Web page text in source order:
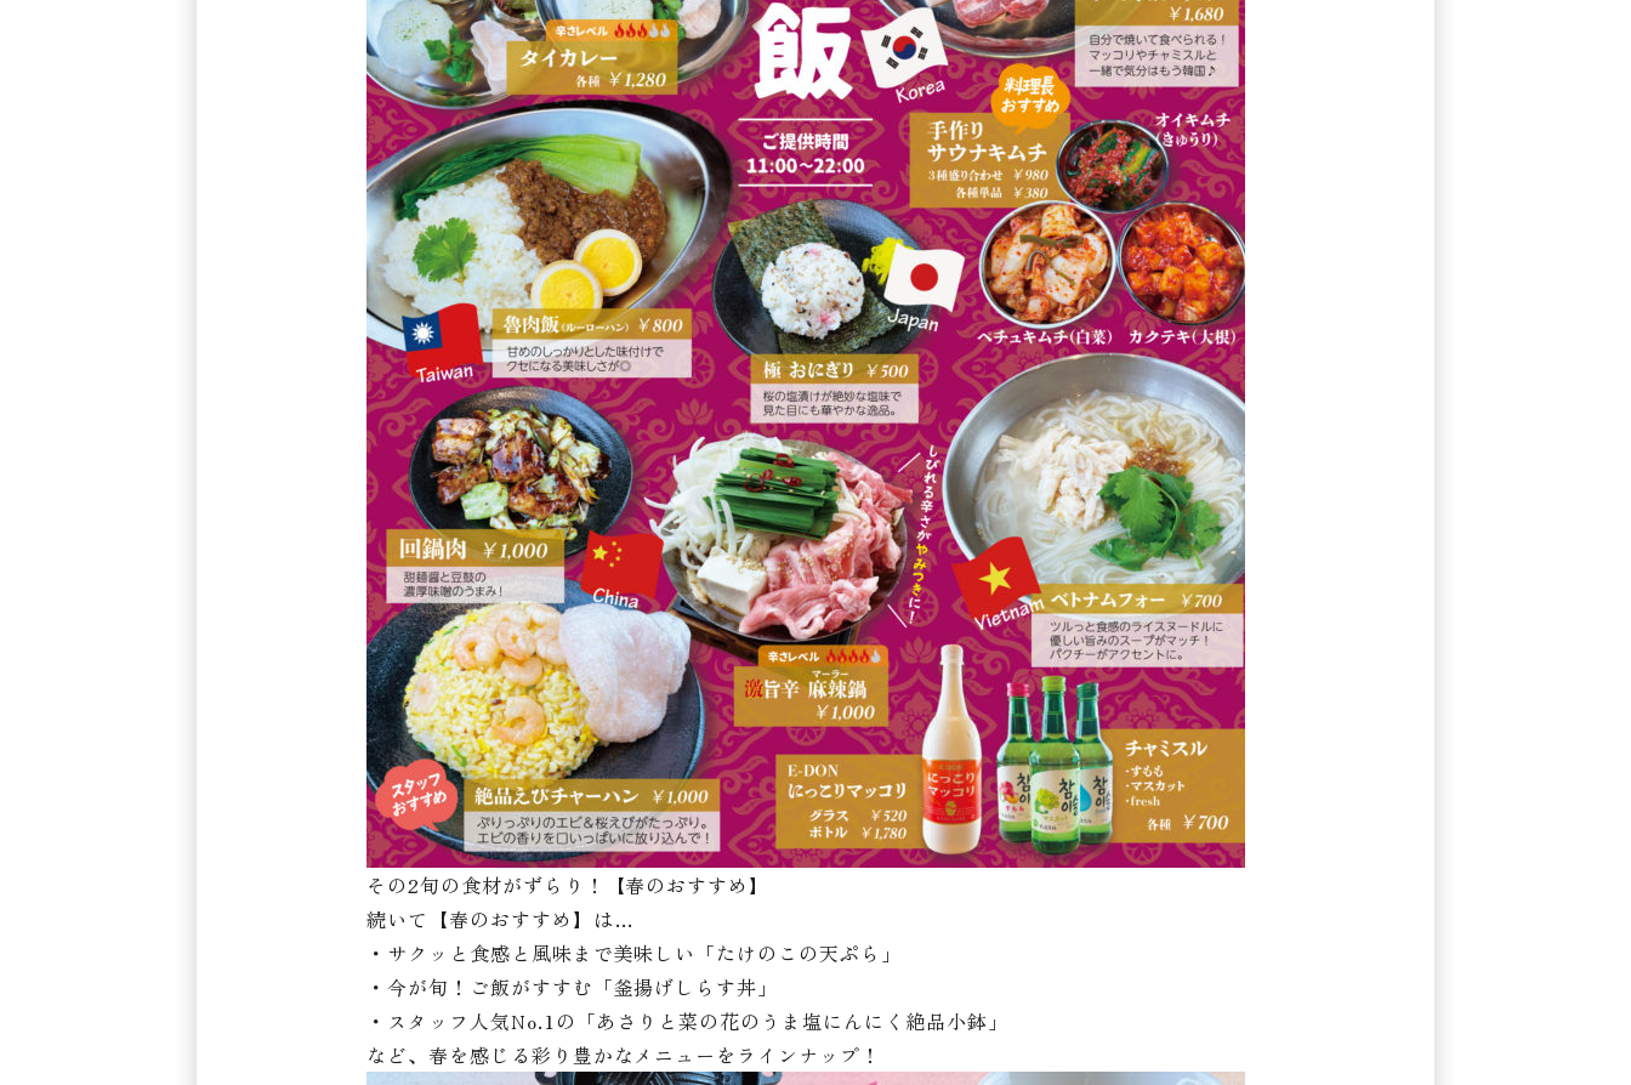
その2旬の食材がずらり！【春のおすすめ】
続いて【春のおすすめ】は…
・サクッと食感と風味まで美味しい「たけのこの天ぷら」
・今が旬！ご飯がすすむ「釜揚げしらす丼」
・スタッフ人気No.1の「あさりと菜の花のうま塩にんにく絶品小鉢」
など、春を感じる彩り豊かなメニューをラインナップ！